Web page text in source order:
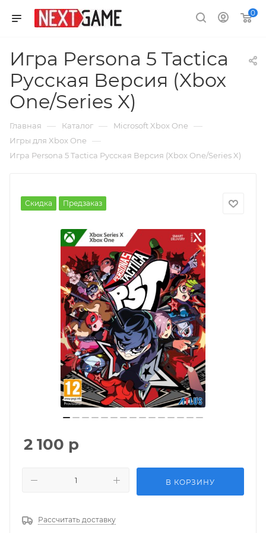
0
Игра Persona 5 Tactica
Русская Версия (Xbox
One/Series X)
Главная — Каталог — Microsoft Xbox One —
Игры для Xbox One —
Игра Persona 5 Tactica Русская Версия (Xbox One/Series X)
Скидка Предзаказ
2 100 р
В КОРЗИНУ
Рассчитать доставку